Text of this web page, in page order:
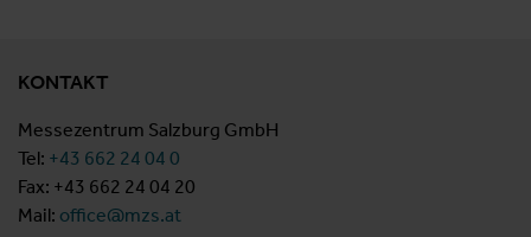
KONTAKT
Messezentrum Salzburg GmbH
Tel: +43 662 24 04 0
Fax: +43 662 24 04 20
Mail: office@mzs.at